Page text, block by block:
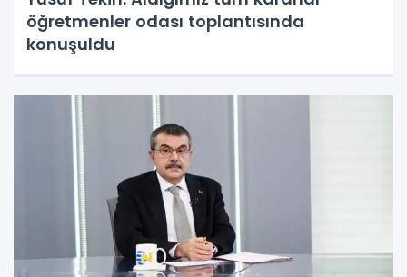
öğretmenler odası toplantısında
konuşuldu